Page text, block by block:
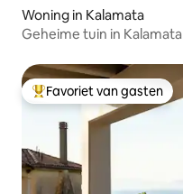
Woning in Kalamata
Geheime tuin in Kalamata
Topfavoriet van gasten
Favoriet van gasten